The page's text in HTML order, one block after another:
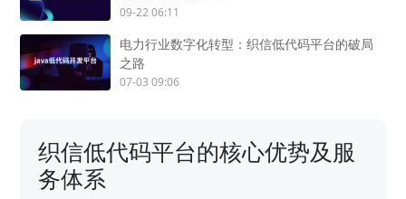
09-22 06:11
电力行业数字化转型：织信低代码平台的破局
之路
07-03 09:06
织信低代码平台的核心优势及服
务体系